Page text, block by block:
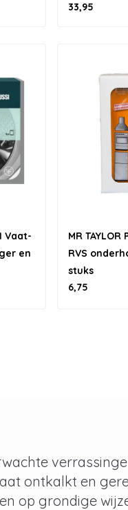
33,95
Vaat-
en
MR
RVS
stuks
6,75
ontkalkt en
op grondige